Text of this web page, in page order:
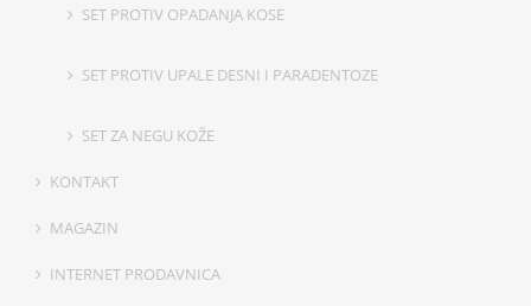
SET PROTIV OPADANJA KOSE
SET PROTIV UPALE DESNI I PARADENTOZE
SET ZA NEGU KOŽE
KONTAKT
MAGAZIN
INTERNET PRODAVNICA